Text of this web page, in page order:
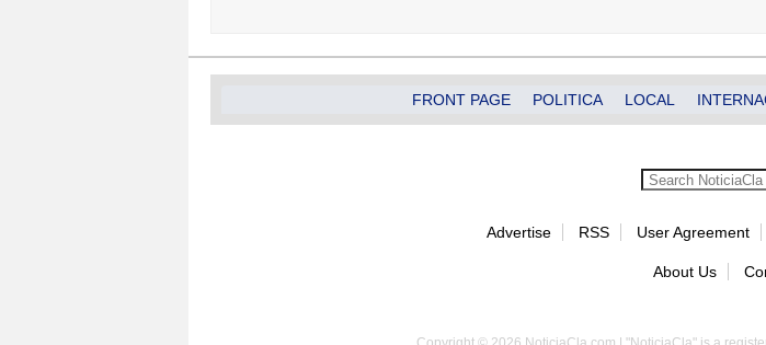
FRONT PAGE POLITICA LOCAL
Advertise RSS User Agreement
About Us